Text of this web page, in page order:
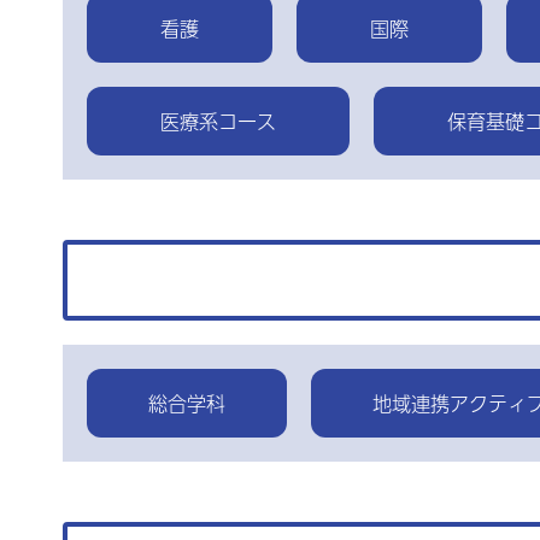
看護 国際
医療系コース 保育基礎
総合学科 地域連携アクティ